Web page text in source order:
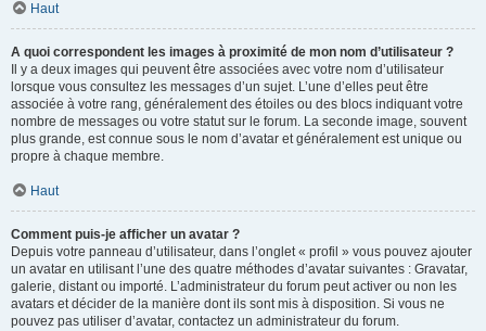
Haut
A quoi correspondent les images à proximité de mon nom d’utilisateur ?
Il y a deux images qui peuvent être associées avec votre nom d’utilisateur
lorsque vous consultez les messages d’un sujet. L’une d’elles peut être
associée à votre rang, généralement des étoiles ou des blocs indiquant votre
nombre de messages ou votre statut sur le forum. La seconde image, souvent
plus grande, est connue sous le nom d’avatar et généralement est unique ou
propre à chaque membre.
Haut
Comment puis-je afficher un avatar ?
Depuis votre panneau d’utilisateur, dans l’onglet « profil » vous pouvez ajouter
un avatar en utilisant l’une des quatre méthodes d’avatar suivantes : Gravatar,
galerie, distant ou importé. L’administrateur du forum peut activer ou non les
avatars et décider de la manière dont ils sont mis à disposition. Si vous ne
pouvez pas utiliser d’avatar, contactez un administrateur du forum.